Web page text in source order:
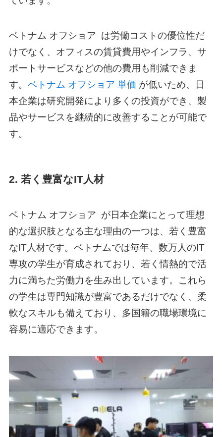
ベトナム オフショア は労働コストの優位性だ
けでなく、オフィスの賃貸費用やインフラ、サ
ポートサービスなどの他の費用も削減できま
す。 ベトナム オフショア 単価 が低いため、日
本企業は研究開発により多くの投資ができ、製
品やサービスを継続的に改善することが可能で
す。
2. 若く豊富なIT人材
ベトナム オフショア が日本企業にとって理想
的な選択肢となる主な理由の一つは、若く豊富
なIT人材です。ベトナムでは毎年、数万人のIT
専攻の学生が育成されており、若く情熱的で活
力に満ちた労働力を生み出しています。これら
の学生は専門知識が豊富であるだけでなく、柔
軟なスキルも備えており、多国籍の職場環境に
容易に適応できます。